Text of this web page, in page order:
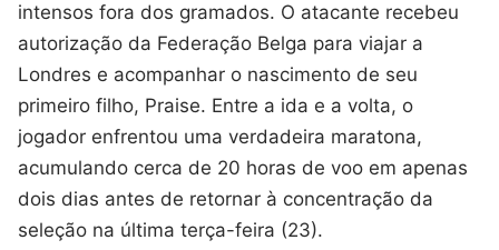
intensos fora dos gramados. O atacante recebeu
autorização da Federação Belga para viajar a
Londres e acompanhar o nascimento de seu
primeiro filho, Praise. Entre a ida e a volta, o
jogador enfrentou uma verdadeira maratona,
acumulando cerca de 20 horas de voo em apenas
dois dias antes de retornar à concentração da
seleção na última terça-feira (23).